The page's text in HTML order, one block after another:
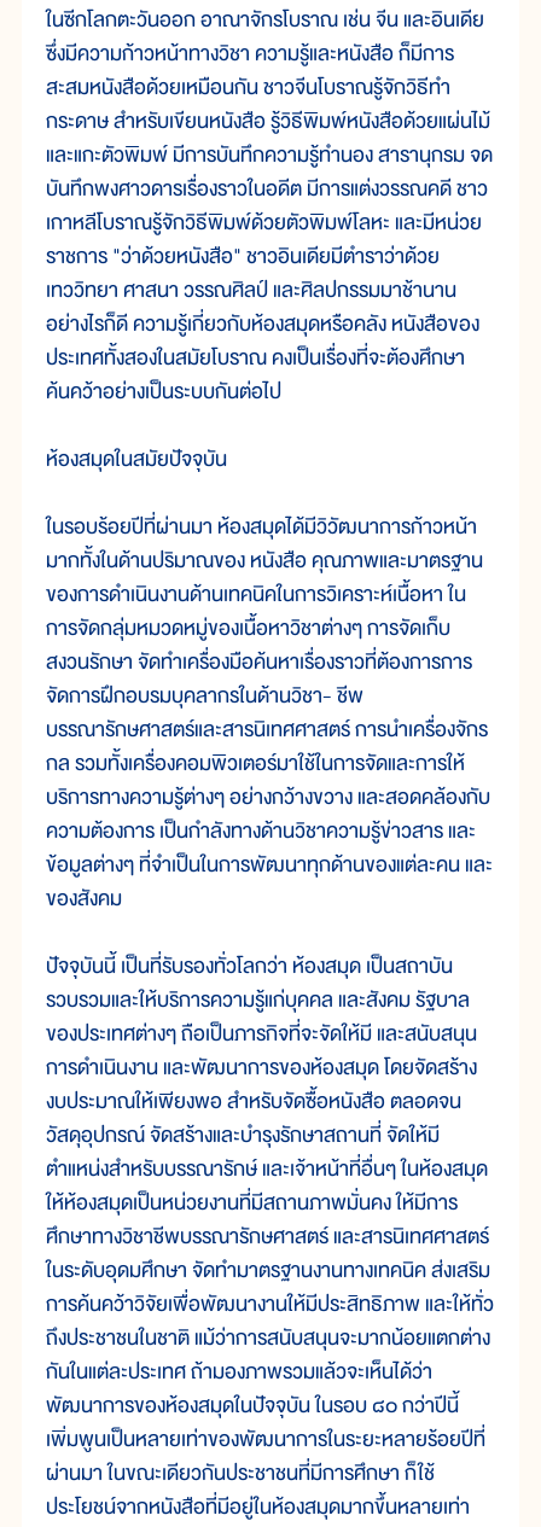
ในซีกโลกตะวันออก อาณาจักรโบราณ เช่น จีน และอินเดีย
ซึ่งมีความก้าวหน้าทางวิชา ความรู้และหนังสือ ก็มีการ
สะสมหนังสือด้วยเหมือนกัน ชาวจีนโบราณรู้จักวิธีทำ
กระดาษ สำหรับเขียนหนังสือ รู้วิธีพิมพ์หนังสือด้วยแผ่นไม้
และแกะตัวพิมพ์ มีการบันทึกความรู้ทำนอง สารานุกรม จด
บันทึกพงศาวดารเรื่องราวในอดีต มีการแต่งวรรณคดี ชาว
เกาหลีโบราณรู้จักวิธีพิมพ์ด้วยตัวพิมพ์โลหะ และมีหน่วย
ราชการ "ว่าด้วยหนังสือ" ชาวอินเดียมีตำราว่าด้วย
เทววิทยา ศาสนา วรรณศิลป์ และศิลปกรรมมาช้านาน
อย่างไรก็ดี ความรู้เกี่ยวกับห้องสมุดหรือคลัง หนังสือของ
ประเทศทั้งสองในสมัยโบราณ คงเป็นเรื่องที่จะต้องศึกษา
ค้นคว้าอย่างเป็นระบบกันต่อไป
ห้องสมุดในสมัยปัจจุบัน
ในรอบร้อยปีที่ผ่านมา ห้องสมุดได้มีวิวัฒนาการก้าวหน้า
มากทั้งในด้านปริมาณของ หนังสือ คุณภาพและมาตรฐาน
ของการดำเนินงานด้านเทคนิคในการวิเคราะห์เนื้อหา ใน
การจัดกลุ่มหมวดหมู่ของเนื้อหาวิชาต่างๆ การจัดเก็บ
สงวนรักษา จัดทำเครื่องมือค้นหาเรื่องราวที่ต้องการการ
จัดการฝึกอบรมบุคลากรในด้านวิชา- ชีพ
บรรณารักษศาสตร์และสารนิเทศศาสตร์ การนำเครื่องจักร
กล รวมทั้งเครื่องคอมพิวเตอร์มาใช้ในการจัดและการให้
บริการทางความรู้ต่างๆ อย่างกว้างขวาง และสอดคล้องกับ
ความต้องการ เป็นกำลังทางด้านวิชาความรู้ข่าวสาร และ
ข้อมูลต่างๆ ที่จำเป็นในการพัฒนาทุกด้านของแต่ละคน และ
ของสังคม
ปัจจุบันนี้ เป็นที่รับรองทั่วโลกว่า ห้องสมุด เป็นสถาบัน
รวบรวมและให้บริการความรู้แก่บุคคล และสังคม รัฐบาล
ของประเทศต่างๆ ถือเป็นภารกิจที่จะจัดให้มี และสนับสนุน
การดำเนินงาน และพัฒนาการของห้องสมุด โดยจัดสร้าง
งบประมาณให้เพียงพอ สำหรับจัดซื้อหนังสือ ตลอดจน
วัสดุอุปกรณ์ จัดสร้างและบำรุงรักษาสถานที่ จัดให้มี
ตำแหน่งสำหรับบรรณารักษ์ และเจ้าหน้าที่อื่นๆ ในห้องสมุด
ให้ห้องสมุดเป็นหน่วยงานที่มีสถานภาพมั่นคง ให้มีการ
ศึกษาทางวิชาชีพบรรณารักษศาสตร์ และสารนิเทศศาสตร์
ในระดับอุดมศึกษา จัดทำมาตรฐานงานทางเทคนิค ส่งเสริม
การค้นคว้าวิจัยเพื่อพัฒนางานให้มีประสิทธิภาพ และให้ทั่ว
ถึงประชาชนในชาติ แม้ว่าการสนับสนุนจะมากน้อยแตกต่าง
กันในแต่ละประเทศ ถ้ามองภาพรวมแล้วจะเห็นได้ว่า
พัฒนาการของห้องสมุดในปัจจุบัน ในรอบ ๘๐ กว่าปีนี้
เพิ่มพูนเป็นหลายเท่าของพัฒนาการในระยะหลายร้อยปีที่
ผ่านมา ในขณะเดียวกันประชาชนที่มีการศึกษา ก็ใช้
ประโยชน์จากหนังสือที่มีอยู่ในห้องสมุดมากขึ้นหลายเท่า